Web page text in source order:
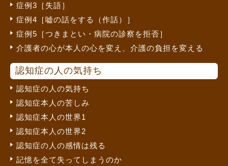
症例3［失語］
症例4［嘘の話をする（作話）］
症例5［つきまとい・病院の診察を拒否］
介護者の心が本人の心を変え、介護の負担を変える
認知症の人の気持ち
認知症の人の気持ち
認知症本人の苦しみ
認知症本人の世界1
認知症本人の世界2
認知症の人の感情は残る
記憶を全て失ってしまうのか